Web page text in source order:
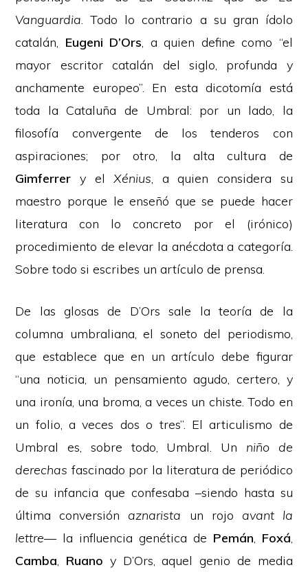
Vanguardia. Todo lo contrario a su gran ídolo
catalán, Eugeni D’Ors, a quien define como “el
mayor escritor catalán del siglo, profunda y
anchamente europeo”. En esta dicotomía está
toda la Cataluña de Umbral: por un lado, la
filosofía convergente de los tenderos con
aspiraciones; por otro, la alta cultura de
Gimferrer y elXénius, a quien considera su
maestro porque le enseñó que se puede hacer
literatura con lo concreto por el (irónico)
procedimiento de elevar la anécdota a categoría.
Sobre todo si escribes un artículo de prensa.
De las glosas de D’Ors sale la teoría de la
columna umbraliana, el soneto del periodismo,
que establece que en un artículo debe figurar
“una noticia, un pensamiento agudo, certero, y
una ironía, una broma, a veces un chiste. Todo en
un folio, a veces dos o tres”. El articulismo de
Umbral es, sobre todo, Umbral. Un niño de
derechas fascinado por la literatura de periódico
de su infancia que confesaba –siendo hasta su
última conversión aznarista un rojo avant la
lettre— la influencia genética de Pemán, Foxá,
Camba, Ruano y D’Ors, aquel genio de media